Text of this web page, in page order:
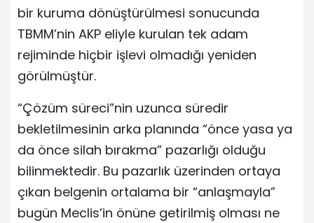
bir kuruma dönüştürülmesi sonucunda
TBMM’nin AKP eliyle kurulan tek adam
rejiminde hiçbir işlevi olmadığı yeniden
görülmüştür.
“Çözüm süreci”nin uzunca süredir
bekletilmesinin arka planında “önce yasa ya
da önce silah bırakma” pazarlığı olduğu
bilinmektedir. Bu pazarlık üzerinden ortaya
çıkan belgenin ortalama bir “anlaşmayla”
bugün Meclis’in önüne getirilmiş olması ne